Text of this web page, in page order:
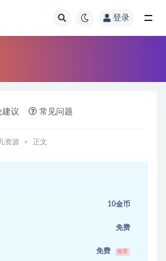
登录
建议 常见问题
资源 正文
10金币
免费
免费 推荐